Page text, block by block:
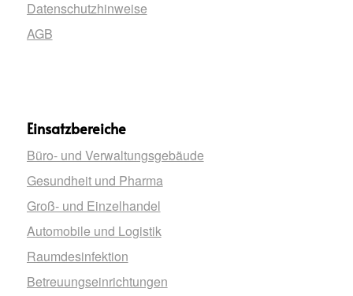
Datenschutzhinweise
AGB
Einsatzbereiche
Büro- und Verwaltungsgebäude
Gesundheit und Pharma
Groß- und Einzelhandel
Automobile und Logistik
Raumdesinfektion
Betreuungseinrichtungen